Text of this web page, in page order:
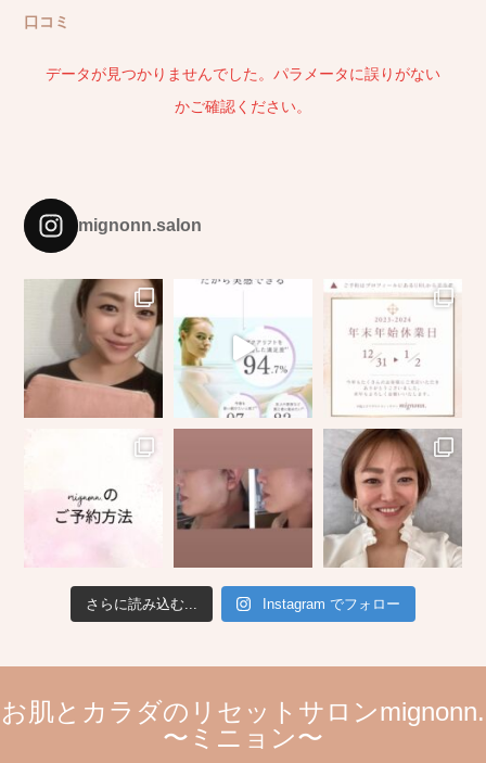
口コミ
データが見つかりませんでした。パラメータに誤りがない
かご確認ください。
mignonn.salon
さらに読み込む... Instagram でフォロー
お肌とカラダのリセットサロンmignonn.
〜ミニョン〜